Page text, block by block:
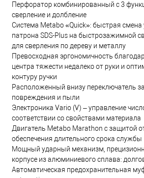
Перфоратор комбинированный с 3
сверление и долбление
Система Metabo «Quick»: быстрая смена
патрона SDS-Plus на быстрозажимной
для сверления по дереву и металлу
Превосходная эргономичность
центра тяжести недалеко от руки и
контуру ручки
Расположенный внизу переключатель
повреждения и пыли
Электроника Vario (V) – управление
соответствии со свойствами материала
Двигатель Metabo Marathon с защитой
обеспечения длительного срока службы
Мощный ударный механизм,
корпусе из алюминиевого сплава:
Автоматическая предохранительная